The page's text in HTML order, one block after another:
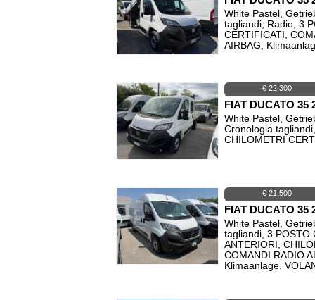
White Pastel,
tagliandi, Radio, 3
CERTIFICATI,
AIRBAG,
€ 22.300
FIAT DUCATO 35
White Pastel,
Cronologia
CHILOMETRI
€ 21.500
FIAT DUCATO 35
White Pastel,
tagliandi, 3 POSTO
ANTERIORI,
COMANDI RADIO
Klimaanlage,